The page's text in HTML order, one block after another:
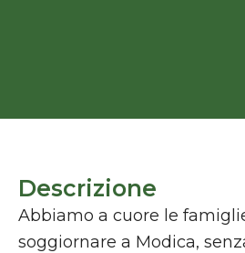
Descrizione
Abbiamo a cuore le
soggiornare a Modica,